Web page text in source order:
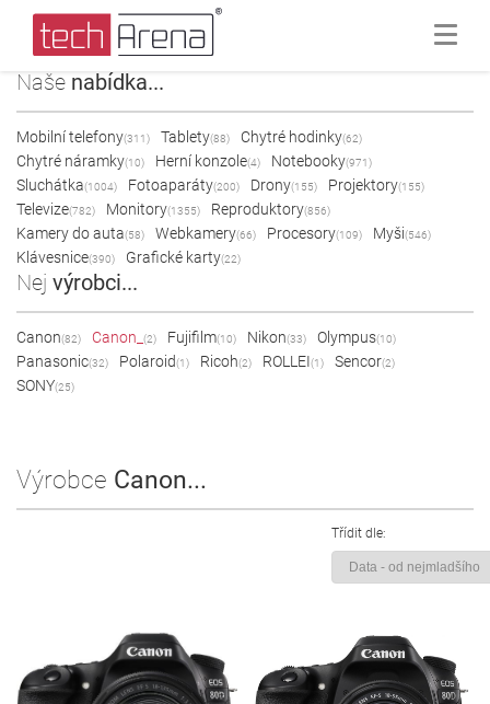
Naše nabídka...
Mobilní telefony(311) Tablety(88) Chytré hodinky(62)
Chytré náramky(10) Herní konzole(4) Notebooky(971)
Sluchátka(1004) Fotoaparáty(200) Drony(155) Projektory(155)
Televize(782) Monitory(1355) Reproduktory(856)
Kamery do auta(58) Webkamery(66) Procesory(109) Myši(546)
Klávesnice(390) Grafické karty(22)
Nej výrobci...
Canon(82) Canon_ (2) Fujifilm(10) Nikon(33) Olympus(10)
Panasonic(32) Polaroid(1) Ricoh(2) ROLLEI(1) Sencor(2)
SONY(25)
Výrobce Canon...
Třídit dle: